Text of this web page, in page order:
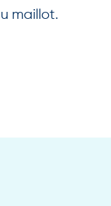
maillot.